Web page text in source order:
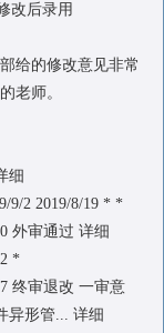
改后录用
给的修改意见非常
老师。
细
9/2 2019/8/19 * *
外审通过 详细
*
终审退改 一审意
异形管... 详细